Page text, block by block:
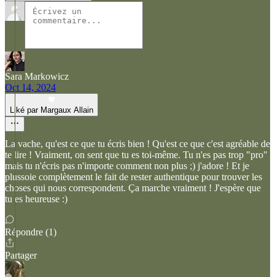
Sara Markowicz
Oct 14, 2024
Liké par Margaux Allain
La vache, qu'est ce que tu écris bien ! Qu'est ce que c'est agréable de
te lire ! Vraiment, on sent que tu es toi-même. Tu n'es pas trop "pro"
mais tu n'écris pas n'importe comment non plus ;) j'adore ! Et je
plussoie complètement le fait de rester authentique pour trouver les
choses qui nous correspondent. Ça marche vraiment ! J'espère que
tu es heureuse :)
Répondre (1)
Partager